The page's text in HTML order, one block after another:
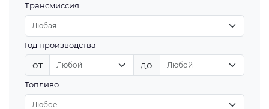
Трансмиссия
Год производства
от до
Топливо